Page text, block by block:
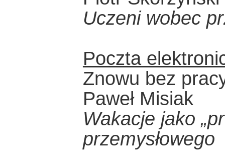
Uczeni wobec
Poczta
Znowu bez
Paweł Misiak
Wakacje jako
przemysłowego